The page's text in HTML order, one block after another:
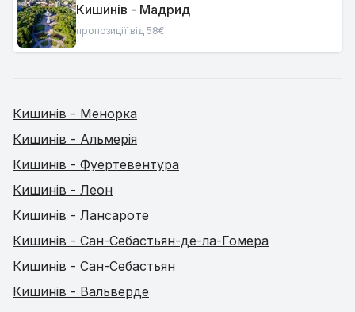
Кишинів - Мадрид
пропозиції від 58€
Кишинів - Менорка
Кишинів - Альмерія
Кишинів - Фуертевентура
Кишинів - Леон
Кишинів - Лансароте
Кишинів - Сан-Себастьян-де-ла-Гомера
Кишинів - Сан-Себастьян
Кишинів - Вальверде